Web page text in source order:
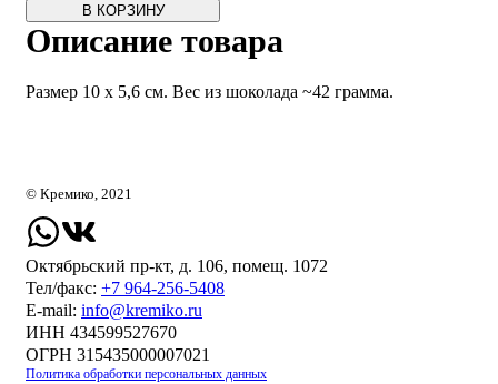
В КОРЗИНУ
Описание товара
Размер 10 х 5,6 см. Вес из шоколада ~42 грамма.
© Кремико, 2021
Октябрьский пр-кт, д. 106, помещ. 1072
Тел/факс: +7 964-256-5408
Е-mail: info@kremiko.ru
ИНН 434599527670
ОГРН 315435000007021
Политика обработки персональных данных